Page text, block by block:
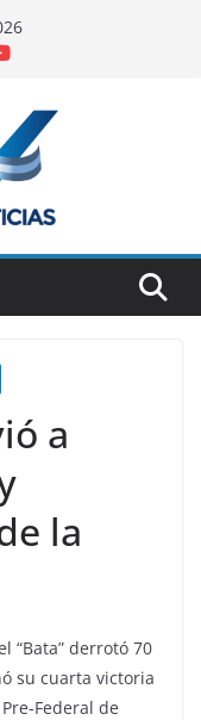
a
la
“Bata” derrotó 70
su cuarta victoria
Federal de